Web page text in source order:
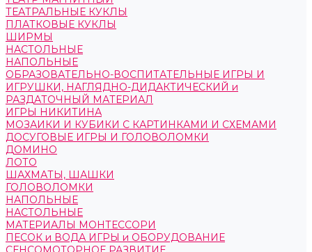
ТЕАТРАЛЬНЫЕ КУКЛЫ
ПЛАТКОВЫЕ КУКЛЫ
ШИРМЫ
НАСТОЛЬНЫЕ
НАПОЛЬНЫЕ
ОБРАЗОВАТЕЛЬНО-ВОСПИТАТЕЛЬНЫЕ ИГРЫ И
ИГРУШКИ, НАГЛЯДНО-ДИДАКТИЧЕСКИЙ и
РАЗДАТОЧНЫЙ МАТЕРИАЛ
ИГРЫ НИКИТИНА
МОЗАИКИ И КУБИКИ С КАРТИНКАМИ И СХЕМАМИ
ДОСУГОВЫЕ ИГРЫ И ГОЛОВОЛОМКИ
ДОМИНО
ЛОТО
ШАХМАТЫ, ШАШКИ
ГОЛОВОЛОМКИ
НАПОЛЬНЫЕ
НАСТОЛЬНЫЕ
МАТЕРИАЛЫ МОНТЕССОРИ
ПЕСОК и ВОДА ИГРЫ и ОБОРУДОВАНИЕ